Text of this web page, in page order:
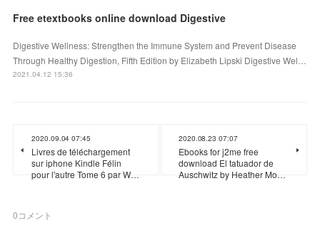
Free etextbooks online download Digestive
Digestive Wellness: Strengthen the Immune System and Prevent Disease
Through Healthy Digestion, Fifth Edition by Elizabeth Lipski Digestive Wel…
2021.04.12 15:36
2020.09.04 07:45
Livres de téléchargement
sur iphone Kindle Félin
pour l'autre Tome 6 par W…
2020.08.23 07:07
Ebooks for j2me free
download El tatuador de
Auschwitz by Heather Mo…
0コメント